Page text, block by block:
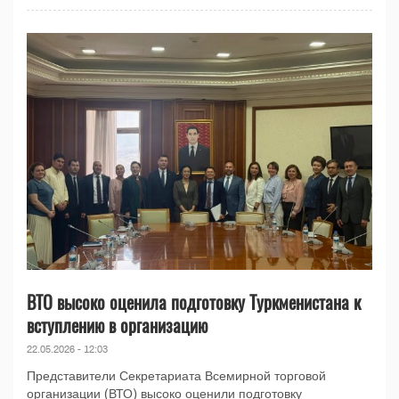
ВТО высоко оценила подготовку Туркменистана к
вступлению в организацию
22.05.2026 - 12:03
Представители Секретариата Всемирной торговой
организации (ВТО) высоко оценили подготовку